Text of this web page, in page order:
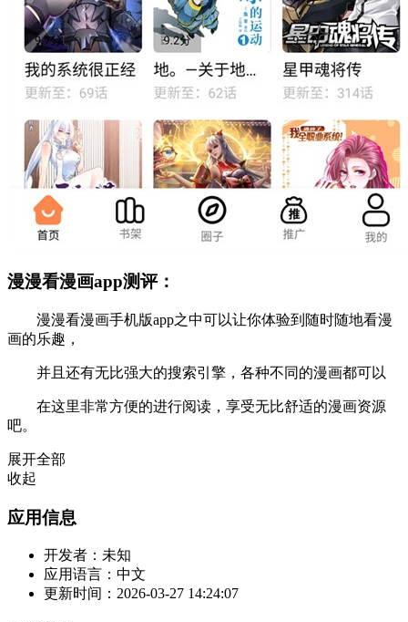
漫漫看漫画app测评：
漫漫看漫画手机版app之中可以让你体验到随时随地看漫
画的乐趣，
并且还有无比强大的搜索引擎，各种不同的漫画都可以
在这里非常方便的进行阅读，享受无比舒适的漫画资源
吧。
展开全部
收起
应用信息
开发者： 未知
应用语言： 中文
更新时间： 2026-03-27 14:24:07